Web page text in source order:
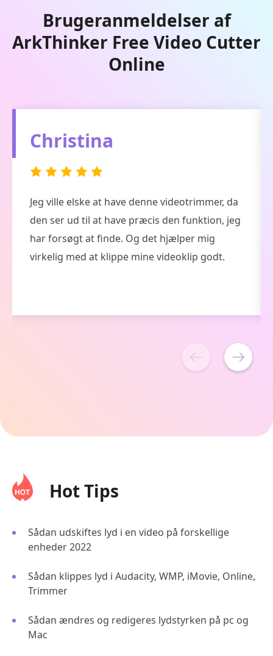
Brugeranmeldelser af
ArkThinker Free Video Cutter
Online
Edwin
ArkThinker Free Video Cutter Online er et
gratis onlineværktøj til trimning af video. Og
det er et letanvendeligt værktøj, som
inkluderer en trækknap til at vælge start- og
Hot Tips
Sådan udskiftes lyd i en video på forskellige
enheder 2022
Sådan klippes lyd i Audacity, WMP, iMovie, Online,
Trimmer
Sådan ændres og redigeres lydstyrken på pc og
Mac